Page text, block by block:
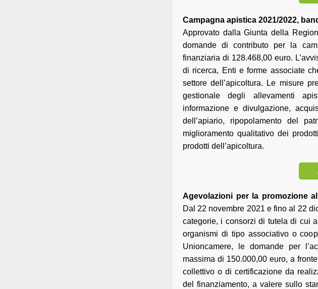
Campagna apistica 2021/2022,
Approvato dalla Giunta della
domande di contributo per la
finanziaria di 128.468,00 euro.
di ricerca, Enti e forme associate
settore dell’apicoltura. Le misure
gestionale degli allevamenti
informazione e divulgazione,
dell’apiario, ripopolamento del
miglioramento qualitativo dei
prodotti dell’apicoltura.
Agevolazioni per la promozione
Dal 22 novembre 2021 e fino al 22
categorie, i consorzi di tutela di cui
organismi di tipo associativo o
Unioncamere, le domande per
massima di 150.000,00 euro, a
collettivo o di certificazione da
del finanziamento, a valere sullo